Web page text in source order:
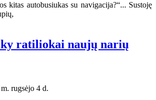
kitas autobusiukas su navigacija?“... Sustoję
ratiliokai naujų narių
rugsėjo 4 d.